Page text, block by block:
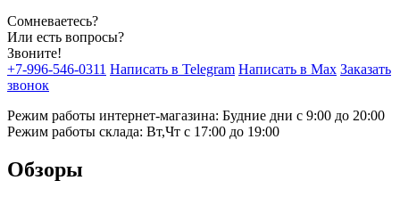
Сомневаетесь?
Или есть вопросы?
Звоните!
+7-996-546-0311 Написать в Telegram Написать в Max Заказать
звонок
Режим работы интернет-магазина: Будние дни с 9:00 до 20:00
Режим работы склада: Вт,Чт с 17:00 до 19:00
Обзоры